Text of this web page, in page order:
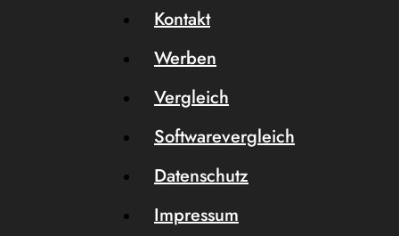
Kontakt
Werben
Vergleich
Softwarevergleich
Datenschutz
Impressum